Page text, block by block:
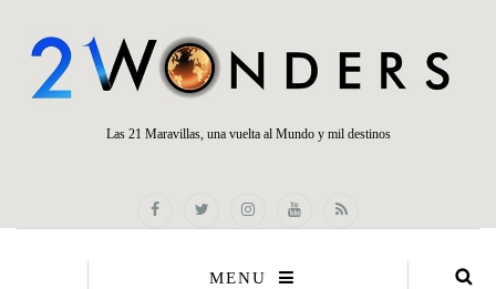
Las 21 Maravillas, una vuelta al Mundo y mil destinos
MENU